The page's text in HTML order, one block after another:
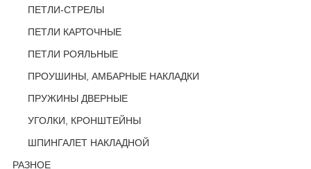
ПЕТЛИ-СТРЕЛЫ
ПЕТЛИ КАРТОЧНЫЕ
ПЕТЛИ РОЯЛЬНЫЕ
ПРОУШИНЫ, АМБАРНЫЕ НАКЛАДКИ
ПРУЖИНЫ ДВЕРНЫЕ
УГОЛКИ, КРОНШТЕЙНЫ
ШПИНГАЛЕТ НАКЛАДНОЙ
РАЗНОЕ